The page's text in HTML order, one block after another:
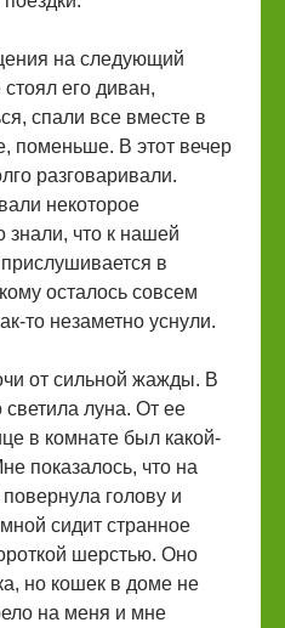
на следующий
его диван,
спали все вместе в
поменьше. В этот вечер
разговаривали.
некоторое
знали, что к нашей
в
осталось совсем
то незаметно уснули.
от сильной жажды. В
луна. От ее
в комнате был какой-
показалось, что на
голову и
сидит странное
шерстью. Оно
но кошек в доме не
на меня и мне